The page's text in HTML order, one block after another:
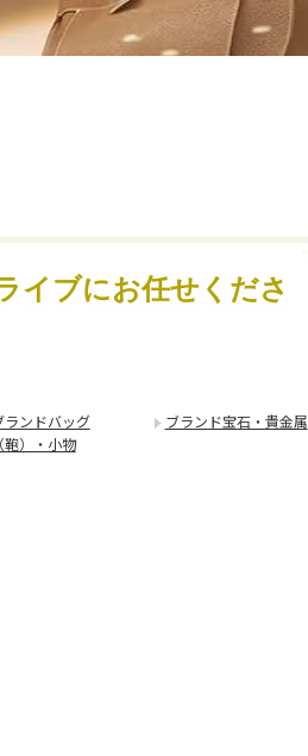
イブにお任せくださ
ランドバッグ
鞄）・小物
ブランド宝石・貴金属